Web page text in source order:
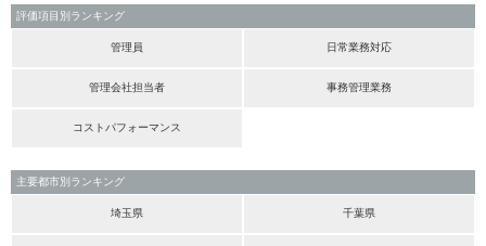
評価項目別ランキング
管理員 日常業務対応
管理会社担当者 事務管理業務
コストパフォーマンス
主要都市別ランキング
埼玉県 千葉県